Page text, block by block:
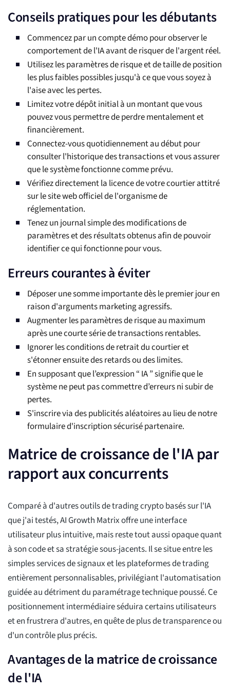
Conseils pratiques pour les débutants
Commencez par un compte démo pour observer le
comportement de l'IA avant de risquer de l'argent réel.
Utilisez les paramètres de risque et de taille de position
les plus faibles possibles jusqu'à ce que vous soyez à
l'aise avec les pertes.
Limitez votre dépôt initial à un montant que vous
pouvez vous permettre de perdre mentalement et
financièrement.
Connectez-vous quotidiennement au début pour
consulter l'historique des transactions et vous assurer
que le système fonctionne comme prévu.
Vérifiez directement la licence de votre courtier attitré
sur le site web officiel de l'organisme de
réglementation.
Tenez un journal simple des modifications de
paramètres et des résultats obtenus afin de pouvoir
identifier ce qui fonctionne pour vous.
Erreurs courantes à éviter
Déposer une somme importante dès le premier jour en
raison d'arguments marketing agressifs.
Augmenter les paramètres de risque au maximum
après une courte série de transactions rentables.
Ignorer les conditions de retrait du courtier et
s'étonner ensuite des retards ou des limites.
En supposant que l’expression “ IA ” signifie que le
système ne peut pas commettre d’erreurs ni subir de
pertes.
S'inscrire via des publicités aléatoires au lieu de notre
formulaire d'inscription sécurisé partenaire.
Matrice de croissance de l'IA par
rapport aux concurrents
Comparé à d'autres outils de trading crypto basés sur l'IA
que j'ai testés, AI Growth Matrix offre une interface
utilisateur plus intuitive, mais reste tout aussi opaque quant
à son code et sa stratégie sous-jacents. Il se situe entre les
simples services de signaux et les plateformes de trading
entièrement personnalisables, privilégiant l'automatisation
guidée au détriment du paramétrage technique poussé. Ce
positionnement intermédiaire séduira certains utilisateurs
et en frustrera d'autres, en quête de plus de transparence ou
d'un contrôle plus précis.
Avantages de la matrice de croissance
de l'IA